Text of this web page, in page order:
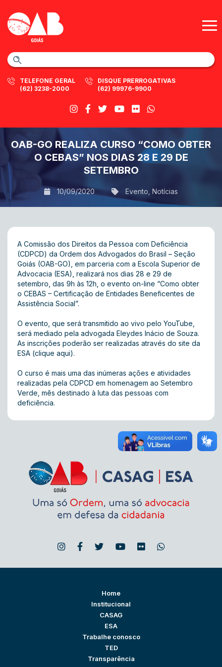
TELEFONE GERAL
(62) 3238-2000
DISQUE PRERROGATIVAS
(62) 99976-9900
OAB-GO REALIZA CURSO “COMO OBTER
O CEBAS” NOS DIAS 28 E 29 DE
SETEMBRO
10/09/2020 Evento Notícias
A Comissão dos Direitos da Pessoa com Deficiência
(CDPCD) da Ordem dos Advogados do Brasil – Seção
Goiás (OAB-GO), em parceria com a Escola Superior de
Advocacia (ESA), realizará nos dias 28 e 29 de
setembro, das 9h às 12h, o evento on-line “Como obter
o CEBAS – Certificação de Entidades Beneficentes de
Assistência Social”.
O evento, que será transmitido ao vivo pelo YouTube,
será mediado pela advogada Eleydes Inácio de Souza.
As inscrições poderão ser realizadas através do site da
ESA (clique aqui).
O curso é mais uma das inúmeras ações e atividades
realizadas pela CDPCD em homenagem ao Setembro
Verde, mês destinado à luta das pessoas com
deficiência.
Home
Institucional
CASAG
ESA
Trabalhe conosco
TED
Transparência